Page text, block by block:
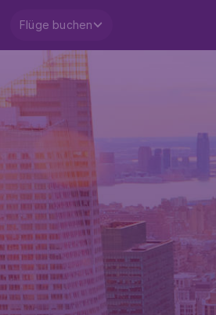
Flüge buchen